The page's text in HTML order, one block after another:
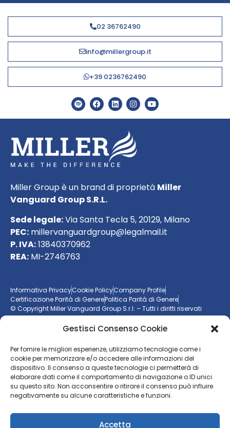
Gestisci Consenso Cookie
Per fornire le migliori esperienze, utilizziamo tecnologie come i
cookie per memorizzare e/o accedere alle informazioni del
dispositivo. Il consenso a queste tecnologie ci permetterà di
elaborare dati come il comportamento di navigazione o ID unici
su questo sito. Non acconsentire o ritirare il consenso può influire
negativamente su alcune caratteristiche e funzioni.
Accetta
02 36762490
info@millergroup.it
+39 0236762490
Miller Group è un brand di proprietà Miller
Vanguard Group S.R.L.
Sede legale:Via Santa Tecla 5, 20129, Milano
PEC: millervanguardgroup@legalmail.it
P. IVA:13840370962
REA: MI-2746763
Informativa PrivacyCookie PolicyCompany Profile
Certificazione Parità di GenerePolitica Parità di Genere
© Copyright Miller Vanguard Group S.r.l. – Tutti i diritti riservati
Vuoi essere aggiornato sul mondo delle imprese?
Resta sempre un passo avanti con la nostranewsletter
ISCRIVITI ALLA NEWSLETTER